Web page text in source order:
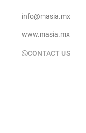
info@masia.mx
www.masia.mx
CONTACT US